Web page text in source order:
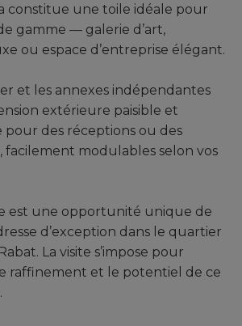
constitue une toile idéale pour
gamme — galerie d’art,
ou espace d’entreprise élégant.
et les annexes indépendantes
extérieure paisible et
pour des réceptions ou des
facilement modulables selon vos
est une opportunité unique de
d’exception dans le quartier
La visite s’impose pour
raffinement et le potentiel de ce